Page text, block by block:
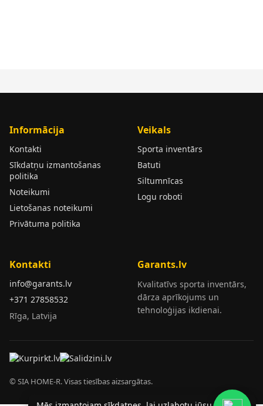
Informācija
Kontakti
Sīkdatņu izmantošanas
politika
Noteikumi
Lietošanas noteikumi
Privātuma politika
Veikals
Sporta inventārs
Batuti
Siltumnīcas
Logu roboti
Kontakti
info@garants.lv
+371 27858532
Rīga, Latvija
Garants.lv
Kvalitatīvs sporta inventārs,
dārza aprīkojums un
tehnoloģijas ikdienai.
© SIA HOME-R. Visas tiesības aizsargātas.